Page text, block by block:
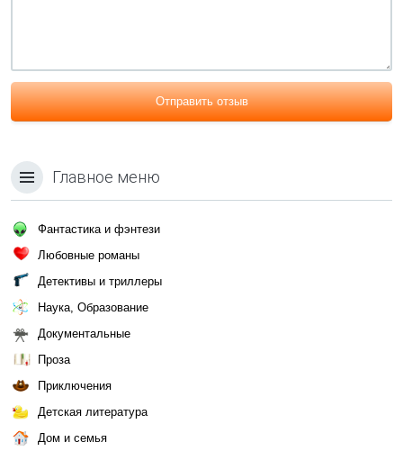
Отправить отзыв
Главное меню
Фантастика и фэнтези
Любовные романы
Детективы и триллеры
Наука, Образование
Документальные
Проза
Приключения
Детская литература
Дом и семья